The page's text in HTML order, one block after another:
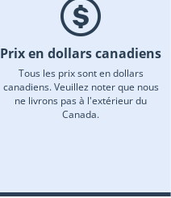
Prix en dollars canadiens
Tous les prix sont en dollars
canadiens. Veuillez noter que nous
ne livrons pas à l'extérieur du
Canada.